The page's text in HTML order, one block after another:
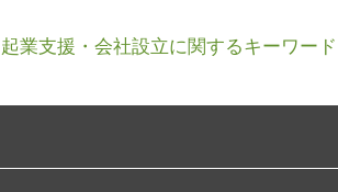
起業支援・会社設立に関するキーワード